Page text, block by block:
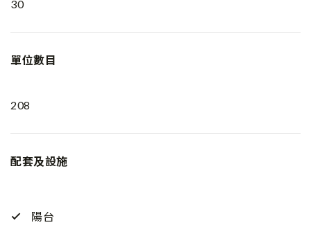
30
單位數目
208
配套及設施
陽台